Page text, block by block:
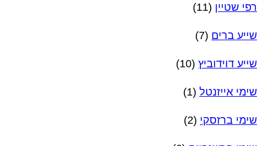
רפי שטיין (11)
שייע ברים (7)
שייע דוידוביץ (10)
שימי אייזנטל (1)
שימי ברזסקי (2)